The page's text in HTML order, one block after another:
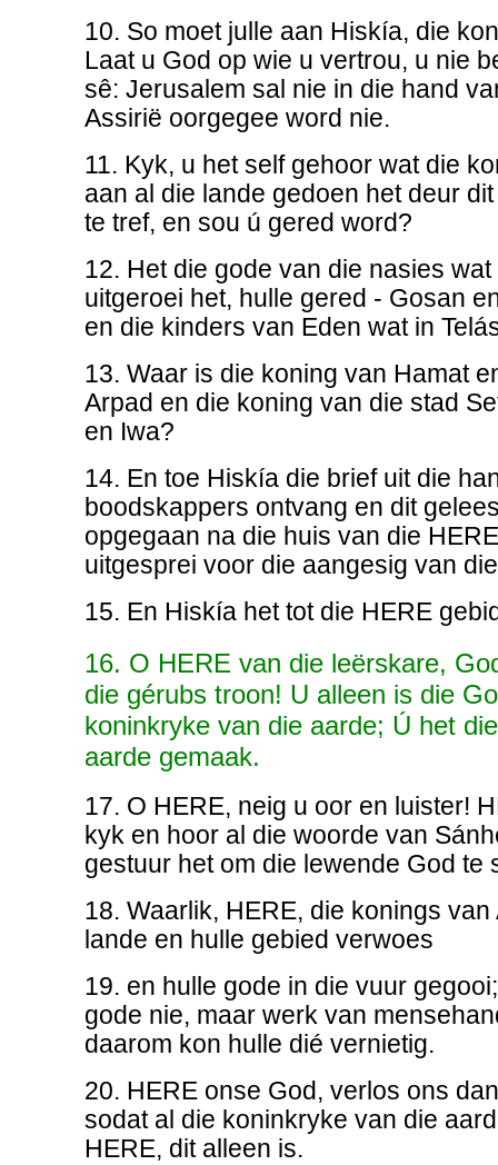
10. So moet julle aan Hiskía, die
Laat u God op wie u vertrou, u nie
sê: Jerusalem sal nie in die hand
Assirië oorgegee word nie.
11. Kyk, u het self gehoor wat die
aan al die lande gedoen het deur
te tref, en sou ú gered word?
12. Het die gode van die nasies
uitgeroei het, hulle gered - Gosan
en die kinders van Eden wat in
13. Waar is die koning van Hamat
Arpad en die koning van die stad
en Iwa?
14. En toe Hiskía die brief uit die
boodskappers ontvang en dit
opgegaan na die huis van die
uitgesprei voor die aangesig van
15. En Hiskía het tot die HERE
16. O HERE van die leërskare,
die gérubs troon! U alleen is die
koninkryke van die aarde; Ú het
aarde gemaak.
17. O HERE, neig u oor en luister!
kyk en hoor al die woorde van
gestuur het om die lewende God te
18. Waarlik, HERE, die konings
lande en hulle gebied verwoes
19. en hulle gode in die vuur
gode nie, maar werk van
daarom kon hulle dié vernietig.
20. HERE onse God, verlos ons
sodat al die koninkryke van die
HERE, dit alleen is.